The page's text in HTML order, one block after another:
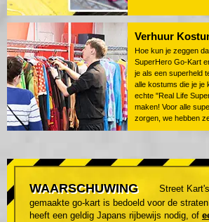
Verhuur
Hoe kun je zeggen
SuperHero Go-Kart
je als een superheld
alle kostums die je je
echte "Real Life
maken! Voor alle
zorgen, we hebben
WAARSCHUWING
Street
gemaakte go-kart is bedoeld voor de
heeft een geldig Japans rijbewijs nodig, of